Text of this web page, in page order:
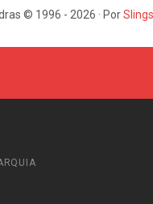
© 1996 - 2026 · Por